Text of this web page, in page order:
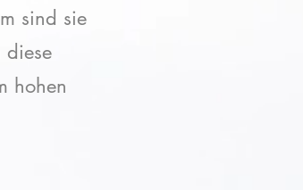
sind sie
diese
hohen